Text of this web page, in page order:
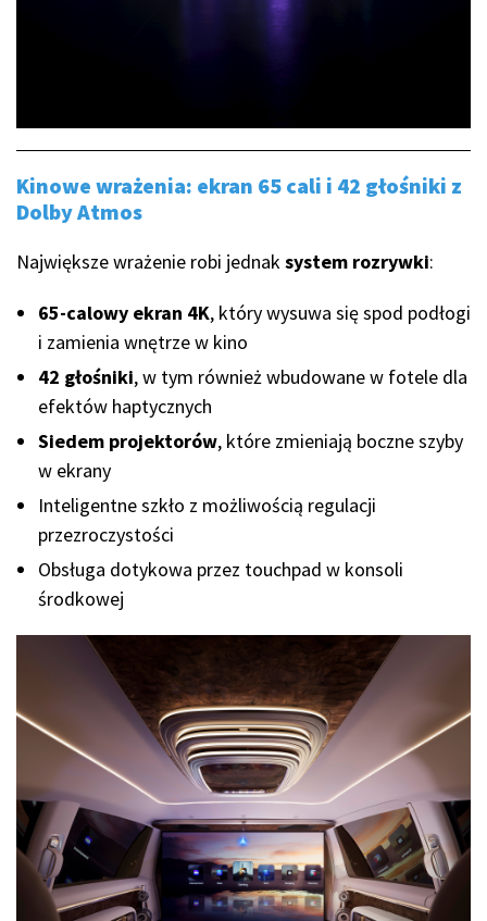
Kinowe wrażenia: ekran 65 cali i 42 głośniki z
Dolby Atmos
Największe wrażenie robi jednaksystem rozrywki:
65-calowy ekran 4K, który wysuwa się spod podłogi
i zamienia wnętrze w kino
42 głośniki, w tym również wbudowane w fotele dla
efektów haptycznych
Siedem projektorów, które zmieniają boczne szyby
w ekrany
Inteligentne szkło z możliwością regulacji
przezroczystości
Obsługa dotykowa przez touchpad w konsoli
środkowej